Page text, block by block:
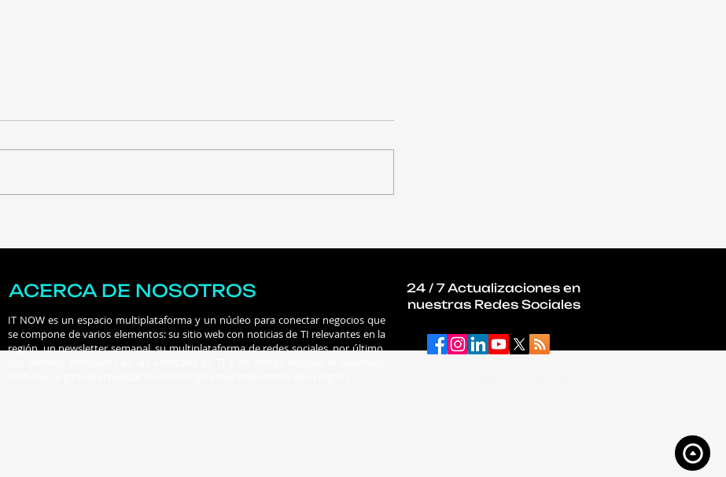
ACERCA DE NOSOTROS
IT NOW es un espacio multiplataforma y un núcleo para conectar negocios que
se compone de varios elementos: su sitio web con noticias de TI relevantes en la
región, un newsletter semanal, su multiplataforma de redes sociales, por último,
24 / 7 Actualizaciones en
nuestras Redes Sociales